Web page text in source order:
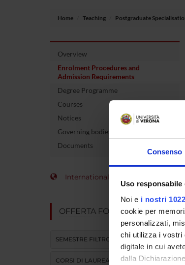
Consenso
Uso responsabile
Noi e i nostri
cookie per
personalizzati,
chi utilizza i vostri
digitale in cui
dalla
Home Teaching Postgraduate
Overview
Enrolment Procedures and
Admission Requirements
Degree Programme
Courses
Notices
Governing bodies
Documents
International Students
OFFERTA FORMATIVA
SEMESTRE FILTRO
CORSI DI LAUREA